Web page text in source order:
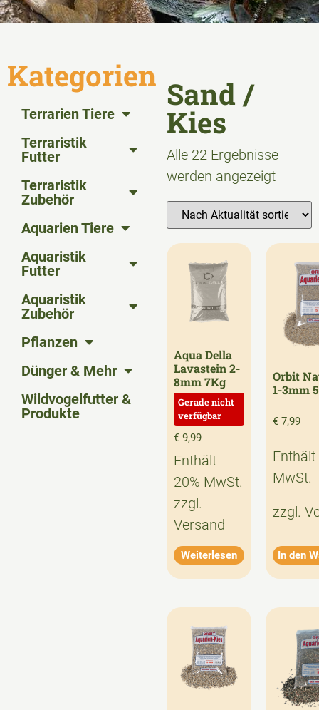
Kategorien
Terrarien Tiere
Terraristik
Futter
Terraristik
Zubehör
Aquarien Tiere
Aquaristik
Futter
Aquaristik
Zubehör
Pflanzen
Dünger & Mehr
Wildvogelfutter &
Produkte
Sand /
Kies
Alle 22 Ergebnisse
werden angezeigt
Aqua Della
Lavastein 2-
8mm 7Kg
€ 9,99
Enthält
20% MwSt.
zzgl.
Versand
Weiterlesen
Orbit
1-3mm
€ 7,99
Enthält
MwSt.
zzgl.
In den